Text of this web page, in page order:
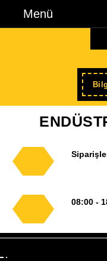
Menü
08:00 -